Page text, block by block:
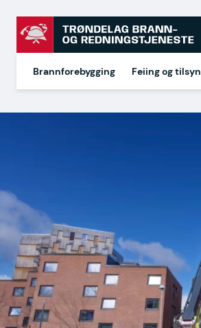
hovedinnhold
Gå
til
forsiden
Brannforebygging Feiing og tilsyn
Hjem Høydeberedskap